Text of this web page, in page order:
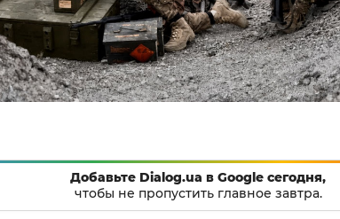
Добавьте Dialog.ua в Google сегодня,
чтобы не пропустить главное завтра.